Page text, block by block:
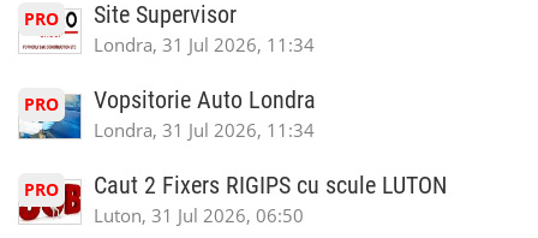
PRO Site Supervisor
Londra, 31 Jul 2026, 11:34
PRO Vopsitorie Auto Londra
Londra, 31 Jul 2026, 11:34
PRO Caut 2 Fixers RIGIPS cu scule LUTON
Luton, 31 Jul 2026, 06:50